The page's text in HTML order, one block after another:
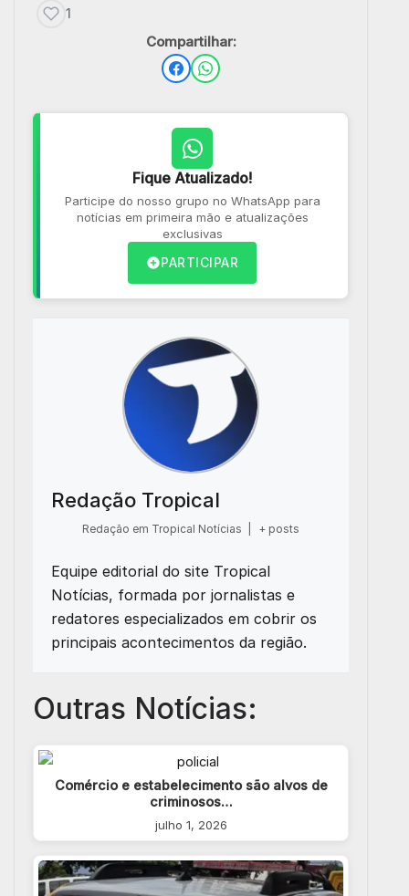
1
Compartilhar:
Fique Atualizado!
Participe do nosso grupo no WhatsApp para
notícias em primeira mão e atualizações
exclusivas
PARTICIPAR
Redação Tropical
Redação em Tropical Notícias + posts
Equipe editorial do site Tropical
Notícias, formada por jornalistas e
redatores especializados em cobrir os
principais acontecimentos da região.
Outras Notícias:
Comércio e estabelecimento são alvos de
criminosos…
julho 1, 2026